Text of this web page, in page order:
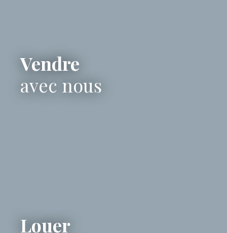
Vendre
avec nous
Louer